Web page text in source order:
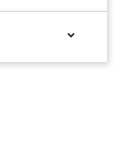
